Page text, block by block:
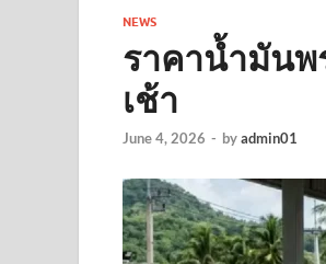
NEWS
ราคาน้ำมันพ
เช้า
June 4, 2026 - byadmin01